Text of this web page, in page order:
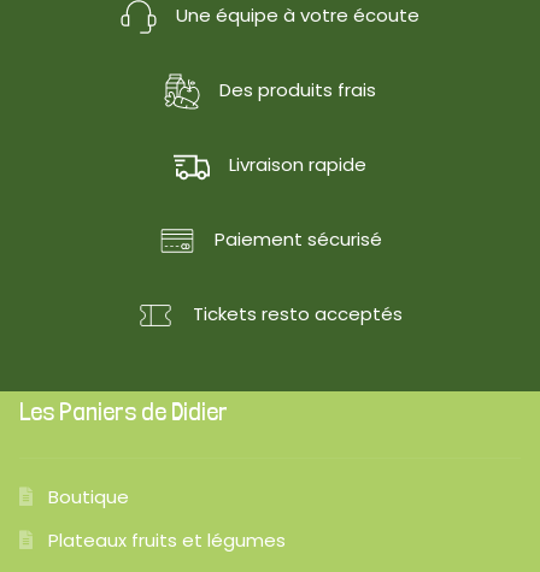
Une équipe à votre écoute
Des produits frais
Livraison rapide
Paiement sécurisé
Tickets resto acceptés
Les Paniers de Didier
Boutique
Plateaux fruits et légumes